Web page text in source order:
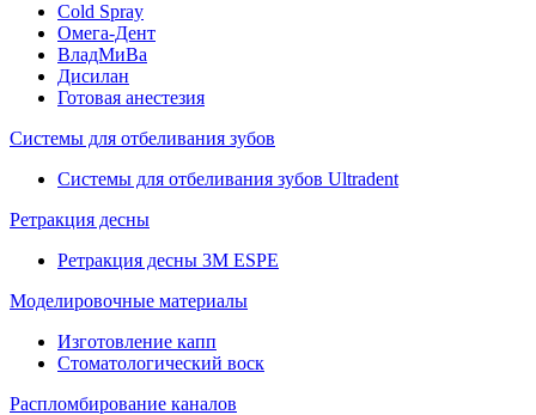
Cold Spray
Омега-Дент
ВладМиВа
Дисилан
Готовая анестезия
Системы для отбеливания зубов
Системы для отбеливания зубов Ultradent
Ретракция десны
Ретракция десны 3M ESPE
Моделировочные материалы
Изготовление капп
Стоматологический воск
Распломбирование каналов